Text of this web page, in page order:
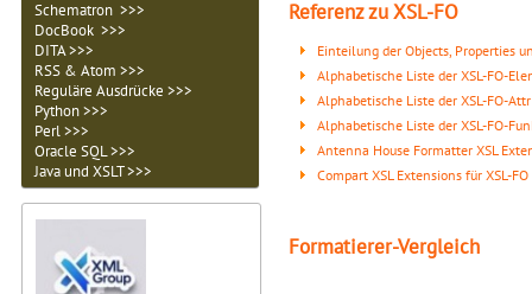
Schematron >>>
DocBook >>>
DITA >>>
RSS & Atom >>>
Reguläre Ausdrücke >>>
Python >>>
Perl >>>
Oracle SQL >>>
Java und XSLT >>>
Referenz zu XSL-FO
Einteilung der Objects, Properties
Alphabetische Liste der XSL-FO-
Alphabetische Liste der XSL-FO-
Alphabetische Liste der XSL-FO-
Antenna House Formatter XSL
Compart XSL Extensions für XSL-FO
Formatierer-Vergleich